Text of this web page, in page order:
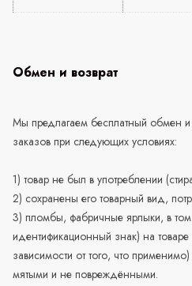
Обмен и возврат
Мы предлагаем бесплатный обмен
заказов при следующих условиях:
1) товар не был в употреблении
2) сохранены его товарный вид,
3) пломбы, фабричные ярлыки, в
идентификационный знак) на товаре
зависимости от того, что
мятыми и не повреждёнными.